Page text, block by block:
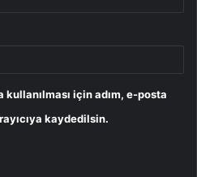
için adım, e-posta
kaydedilsin.